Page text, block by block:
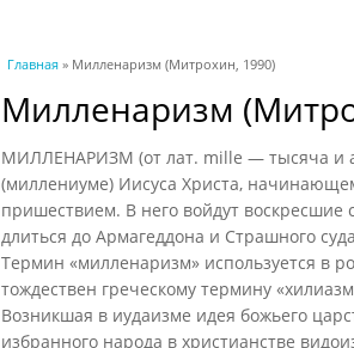
Вы здесь
Главная » Милленаризм (Митрохин, 1990)
Милленаризм
МИЛЛЕНАРИЗМ (от лат. mille — тысяча и
(миллениуме) Иисуса Христа,
пришествием. В него войдут
длиться до Армагеддона и Страшного
Термин «милленаризм» используется в
тождествен греческому термину
Возникшая в иудаизме идея божьего
избранного народа в христианстве